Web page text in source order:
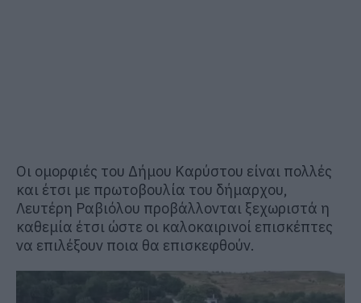
Οι ομορφιές του Δήμου Καρύστου είναι πολλές
και έτσι με πρωτοβουλία του δήμαρχου,
Λευτέρη Ραβιόλου προβάλλονται ξεχωριστά η
καθεμία έτσι ώστε οι καλοκαιρινοί επισκέπτες
να επιλέξουν ποια θα επισκεφθούν.